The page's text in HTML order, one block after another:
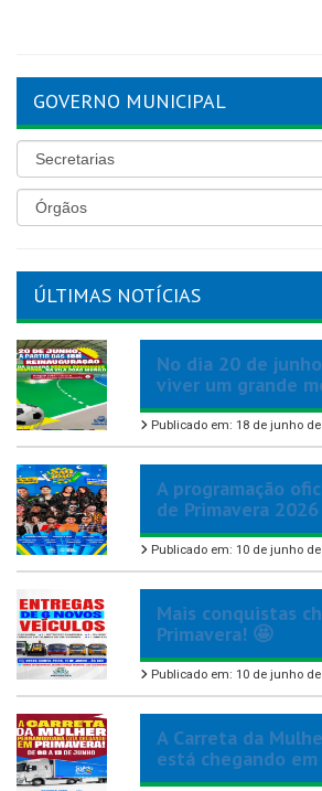
GOVERNO MUNICIPAL
ÚLTIMAS NOTÍCIAS
No dia 20 de
viver um grande
Publicado em: 18 de junho de
A programação
de Primavera
Publicado em: 10 de junho de
Mais conquistas
Primavera! 🤩
Publicado em: 10 de junho de
A Carreta da
está chegando em